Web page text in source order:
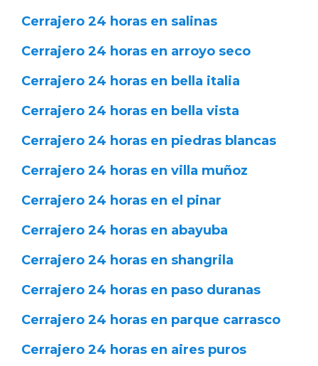
Cerrajero 24 horas en salinas
Cerrajero 24 horas en arroyo seco
Cerrajero 24 horas en bella italia
Cerrajero 24 horas en bella vista
Cerrajero 24 horas en piedras blancas
Cerrajero 24 horas en villa muñoz
Cerrajero 24 horas en el pinar
Cerrajero 24 horas en abayuba
Cerrajero 24 horas en shangrila
Cerrajero 24 horas en paso duranas
Cerrajero 24 horas en parque carrasco
Cerrajero 24 horas en aires puros